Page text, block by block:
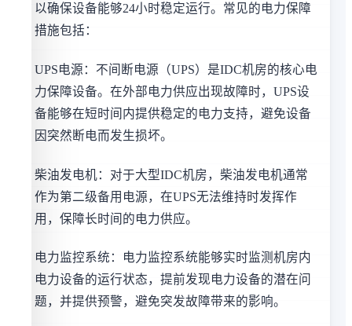
以确保设备能够24小时稳定运行。常见的电力保障
措施包括：
UPS电源：不间断电源（UPS）是IDC机房的核心电
力保障设备。在外部电力供应出现故障时，UPS设
备能够在短时间内提供稳定的电力支持，避免设备
因突然断电而发生损坏。
柴油发电机：对于大型IDC机房，柴油发电机通常
作为第二级备用电源，在UPS无法维持时发挥作
用，保障长时间的电力供应。
电力监控系统：电力监控系统能够实时监测机房内
电力设备的运行状态，提前发现电力设备的潜在问
题，并提供预警，避免突发故障带来的影响。